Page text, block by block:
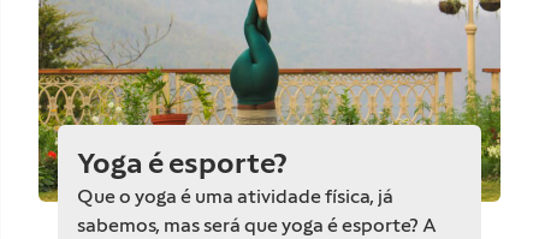
Yoga é esporte?
Que o yoga é uma atividade física, já
sabemos, mas será que yoga é esporte? A